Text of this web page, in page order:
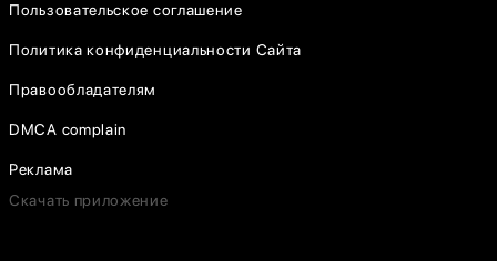
Пользовательское соглашение
Политика конфиденциальности Сайта
Правообладателям
DMCA complain
Реклама
Скачать приложение